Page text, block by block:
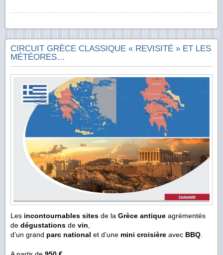
CIRCUIT GRÈCE CLASSIQUE « REVISITÉ » ET LES
MÉTÉORES…
Les incontournables sites de la Grèce antique agrémentés
de dégustations de vin,
d’un grand parc national et d’une mini croisière avec BBQ.